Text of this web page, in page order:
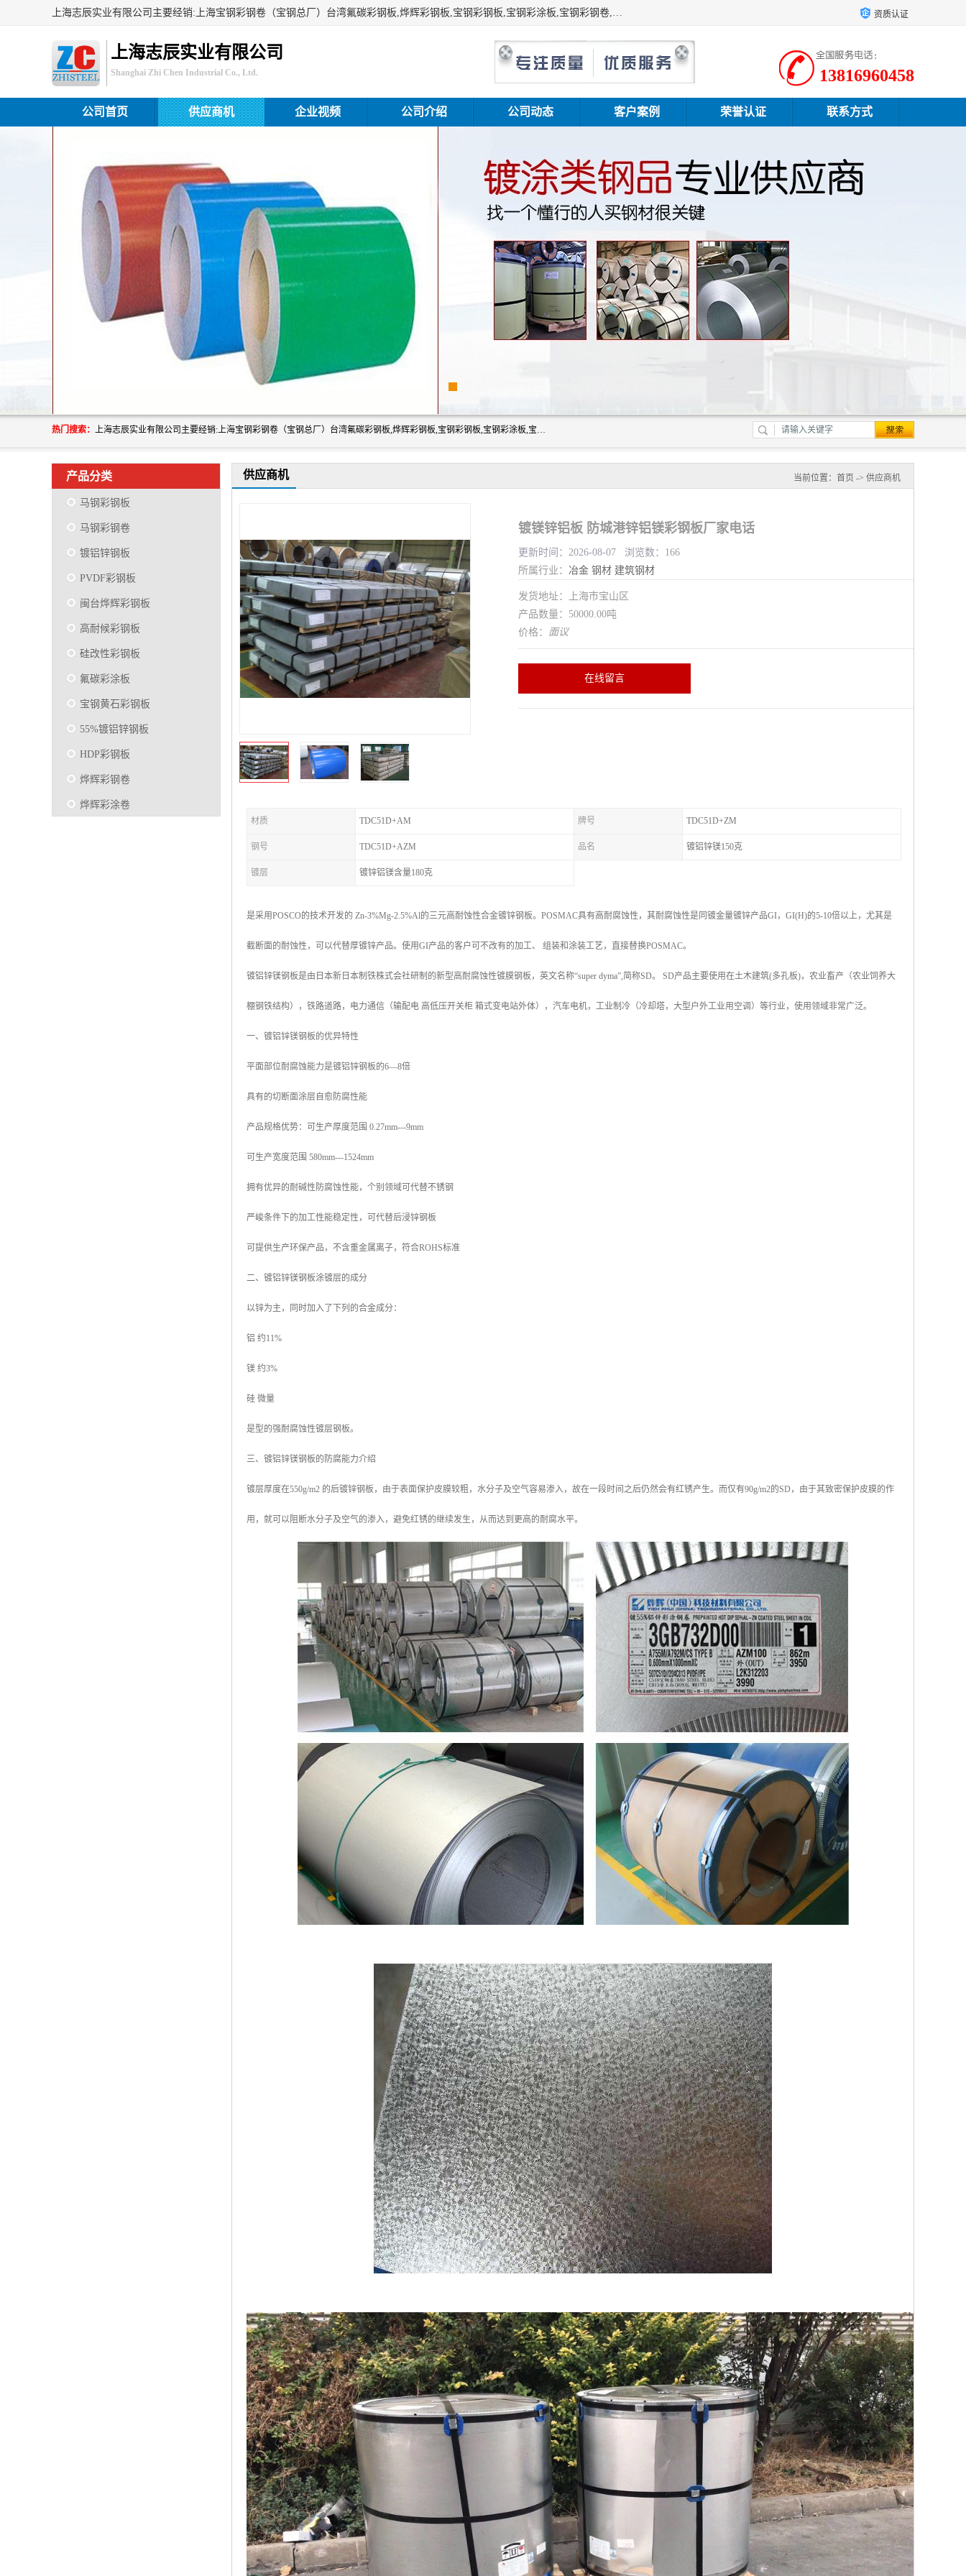
上海志辰实业有限公司主要经销:上海宝钢彩钢卷（宝钢总厂）台湾氟碳彩钢板,烨辉彩钢板,宝钢彩钢板,宝钢彩涂板,宝钢彩钢卷,马钢彩钢板,马钢彩钢卷,镀铝锌钢板,PVDF彩钢板,台湾烨辉彩钢板,高耐候彩钢板,硅改性彩钢板,规格齐全。 资质认证
上海志辰实业有限公司
Shanghai Zhi Chen Industrial Co., Ltd. 13816960458
公司首页 供应商机 企业视频 公司介绍 公司动态 客户案例 荣誉认证 联系方式
热门搜索： 上海志辰实业有限公司主要经销:上海宝钢彩钢卷（宝钢总厂）台湾氟碳彩钢板,烨辉彩钢板,宝钢彩钢板,宝钢彩涂板,宝钢彩钢卷,马钢彩钢板,马钢彩钢卷,镀铝锌钢板,PVDF彩钢板,台湾烨辉彩钢板,高耐候彩钢板,硅改性彩钢板,规格齐全。
产品分类
马钢彩钢板
马钢彩钢卷
镀铝锌钢板
PVDF彩钢板
闽台烨辉彩钢板
高耐候彩钢板
硅改性彩钢板
氟碳彩涂板
宝钢黄石彩钢板
55%镀铝锌钢板
HDP彩钢板
烨辉彩钢卷
烨辉彩涂卷
供应商机 当前位置： 首页 -> 供应商机
镀镁锌铝板 防城港锌铝镁彩钢板厂家电话
更新时间：2026-08-07 浏览数：166
所属行业： 冶金 钢材 建筑钢材
发货地址：上海市宝山区
产品数量：50000.00吨
价格： 面议
在线留言
材质 TDC51D+AM 牌号 TDC51D+ZM
钢号 TDC51D+AZM 品名 镀铝锌镁150克
镀层 镀锌铝镁含量180克
是采用POSCO的技术开发的 Zn-3%Mg-2.5%Al的三元高耐蚀性合金镀锌钢板。POSMAC具有高耐腐蚀性，其耐腐蚀性是同镀金量镀锌产品GI，GI(H)的5-10倍以上，尤其是
截断面的耐蚀性，可以代替厚镀锌产品。使用GI产品的客户可不改有的加工、 组装和涂装工艺，直接替换POSMAC。
镀铝锌镁钢板是由日本新日本制铁株式会社研制的新型高耐腐蚀性镀膜钢板，英文名称“super dyma”,简称SD。 SD产品主要使用在土木建筑(多孔板)，农业畜产（农业饲养大
棚钢铁结构），铁路道路，电力通信（输配电 高低压开关柜 箱式变电站外体），汽车电机，工业制冷（冷却塔，大型户外工业用空调）等行业，使用领域非常广泛。
一、镀铝锌镁钢板的优异特性
平面部位耐腐蚀能力是镀铝锌钢板的6—8倍
具有的切断面涂层自愈防腐性能
产品规格优势：可生产厚度范围 0.27mm---9mm
可生产宽度范围 580mm---1524mm
拥有优异的耐碱性防腐蚀性能，个别领域可代替不锈钢
严峻条件下的加工性能稳定性，可代替后浸锌钢板
可提供生产环保产品，不含重金属离子，符合ROHS标准
二、镀铝锌镁钢板涂镀层的成分
以锌为主，同时加入了下列的合金成分：
铝 约11%
镁 约3%
硅 微量
是型的强耐腐蚀性镀层钢板。
三、镀铝锌镁钢板的防腐能力介绍
镀层厚度在550g/m2 的后镀锌钢板，由于表面保护皮膜较粗，水分子及空气容易渗入，故在一段时间之后仍然会有红锈产生。而仅有90g/m2的SD，由于其致密保护皮膜的作
用，就可以阻断水分子及空气的渗入，避免红锈的继续发生，从而达到更高的耐腐水平。